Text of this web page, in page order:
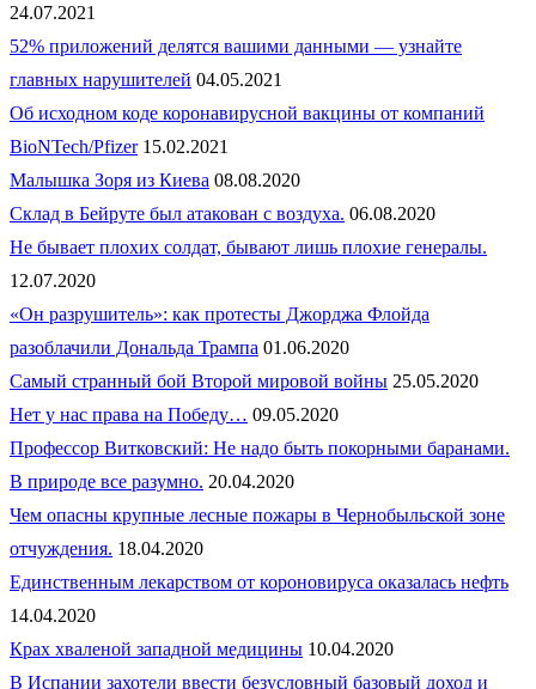
24.07.2021
52% приложений делятся вашими данными — узнайте
главных нарушителей 04.05.2021
Об исходном коде коронавирусной вакцины от компаний
BioNTech/Pfizer 15.02.2021
Малышка Зоря из Киева 08.08.2020
Склад в Бейруте был атакован с воздуха. 06.08.2020
Не бывает плохих солдат, бывают лишь плохие генералы.
12.07.2020
«Он разрушитель»: как протесты Джорджа Флойда
разоблачили Дональда Трампа 01.06.2020
Самый странный бой Второй мировой войны 25.05.2020
Нет у нас права на Победу… 09.05.2020
Профессор Витковский: Не надо быть покорными баранами.
В природе все разумно. 20.04.2020
Чем опасны крупные лесные пожары в Чернобыльской зоне
отчуждения. 18.04.2020
Единственным лекарством от короновируса оказалась нефть
14.04.2020
Крах хваленой западной медицины 10.04.2020
В Испании захотели ввести безусловный базовый доход и